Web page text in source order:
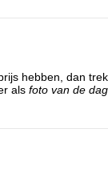
hebben, dan
als foto van de dag